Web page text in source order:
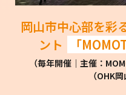
岡山市中心部を彩
ント
「
（毎年開催│主催：
（OHK